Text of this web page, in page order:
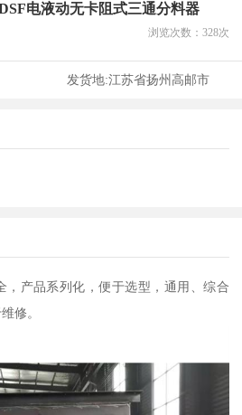
电液动无卡阻式三通分料器
浏览次数： 328次
发货地:江苏省扬州高邮市
，产品系列化，便于选型，通用、综合
修。